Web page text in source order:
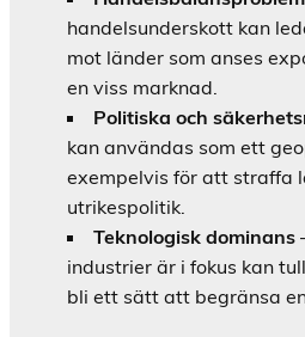
handelsunderskott kan
mot länder som anses
en viss marknad.
Politiska och
kan användas som ett
exempelvis för att straffa
utrikespolitik.
Teknologisk dominans
industrier är i fokus kan
bli ett sätt att begränsa